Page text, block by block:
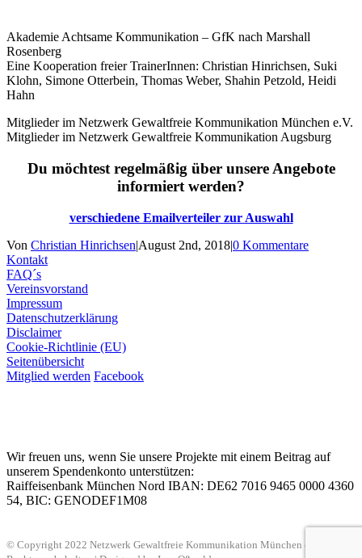
Akademie Achtsame Kommunikation – GfK nach Marshall
Rosenberg
Eine Kooperation freier TrainerInnen: Christian Hinrichsen, Suki
Klohn, Simone Otterbein, Thomas Weber, Shahin Petzold, Heidi
Hahn
Mitglieder im Netzwerk Gewaltfreie Kommunikation München e.V.
Mitglieder im Netzwerk Gewaltfreie Kommunikation Augsburg
Du möchtest regelmäßig über unsere Angebote
informiert werden?
verschiedene Emailverteiler zur Auswahl
Von Christian Hinrichsen|August 2nd, 2018|0 Kommentare
Kontakt
FAQ´s
Vereinsvorstand
Impressum
Datenschutzerklärung
Disclaimer
Cookie-Richtlinie (EU)
Seitenübersicht
Mitglied werden Facebook
Wir freuen uns, wenn Sie unsere Projekte mit einem Beitrag auf
unserem Spendenkonto unterstützen:
Raiffeisenbank München Nord IBAN: DE62 7016 9465 0000 4360
54, BIC: GENODEF1M08
© Copyright 2022 Netzwerk Gewaltfreie Kommunikation München e. V. | Alle